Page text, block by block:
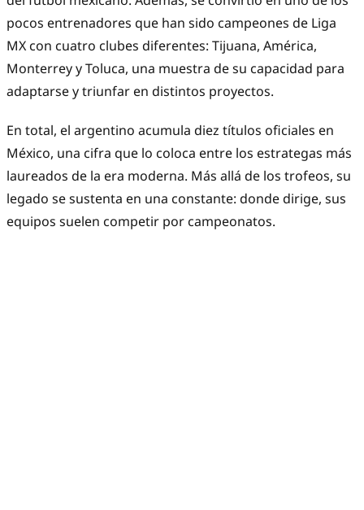
pocos entrenadores que han sido campeones de Liga
MX con cuatro clubes diferentes: Tijuana, América,
Monterrey y Toluca, una muestra de su capacidad para
adaptarse y triunfar en distintos proyectos.
En total, el argentino acumula diez títulos oficiales en
México, una cifra que lo coloca entre los estrategas más
laureados de la era moderna. Más allá de los trofeos, su
legado se sustenta en una constante: donde dirige, sus
equipos suelen competir por campeonatos.